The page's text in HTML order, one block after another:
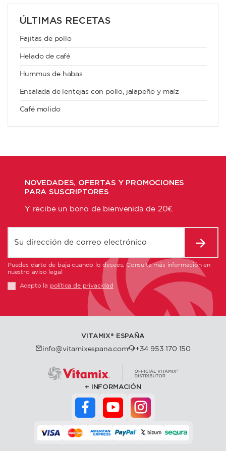
ÚLTIMAS RECETAS
Fajitas de pollo
Helado de café
Hummus de habas
Ensalada de lentejas con pollo, jalapeño y maíz
Café molido
NOVEDADES, OFERTAS Y PROMOCIONES
PARA SUSCRIPTORES
Y recibe un bono de bienvenida de 20€.
Puedes darte de baja cuando lo desees. Consulta más información en
nuestro aviso legal
Acepto la política de privacidad
VITAMIX®️ ESPAÑA
info@vitamixespana.com +34 953 170 150
INFORMACIÓN